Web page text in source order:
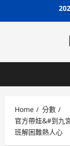
Home
分數
官方帶娃&#到九
班解困難熱人心